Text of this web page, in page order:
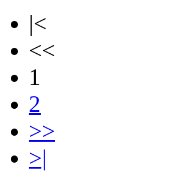
|<
<<
1
2
>>
>|